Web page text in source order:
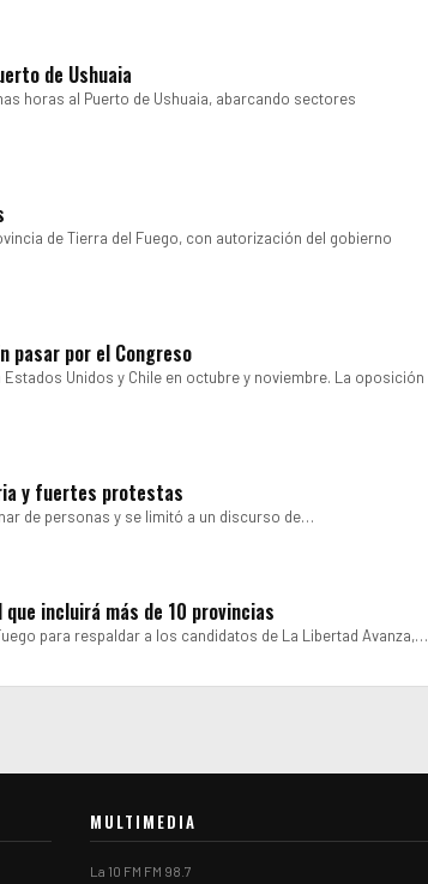
de Ushuaia
horas al Puerto de Ushuaia, abarcando sectores
de Tierra del Fuego, con autorización del gobierno
pasar por el Congreso
Unidos y Chile en octubre y noviembre. La oposición
y fuertes protestas
de personas y se limitó a un discurso de…
incluirá más de 10 provincias
para respaldar a los candidatos de La Libertad Avanza,…
MULTIMEDIA
La 10 FM FM 98.7